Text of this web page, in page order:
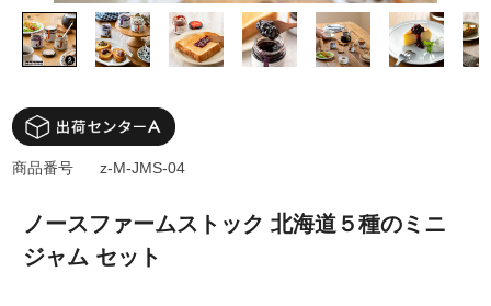
ノースファームストック 北海道５種のミニ
ジャム セット
商品番号 z-M-JMS-04